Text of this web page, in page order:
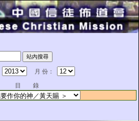
月 份：
目 錄